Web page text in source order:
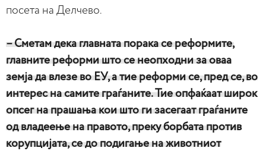
посета на Делчево.
– Сметам дека главната порака се реформите,
главните реформи што се неопходни за оваа
земја да влезе во ЕУ, а тие реформи се, пред се, во
интерес на самите граѓаните. Тие опфаќаат широк
опсег на прашања кои што ги засегаат граѓаните
од владеење на правото, преку борбата против
корупцијата, се до подигање на животниот